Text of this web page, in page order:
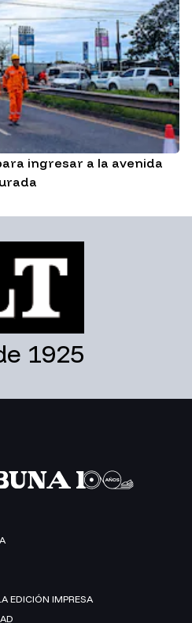
ingresar a la avenida
1925
EDICIÓN IMPRESA